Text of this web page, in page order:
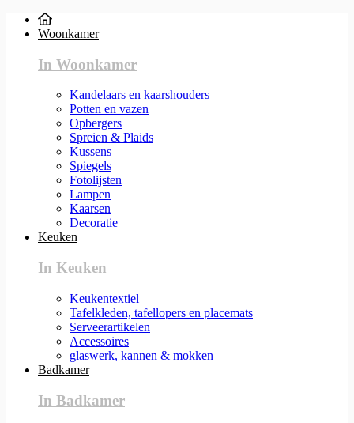
Woonkamer
In Woonkamer
Kandelaars en kaarshouders
Potten en vazen
Opbergers
Spreien & Plaids
Kussens
Spiegels
Fotolijsten
Lampen
Kaarsen
Decoratie
Keuken
In Keuken
Keukentextiel
Tafelkleden, tafellopers en placemats
Serveerartikelen
Accessoires
glaswerk, kannen & mokken
Badkamer
In Badkamer